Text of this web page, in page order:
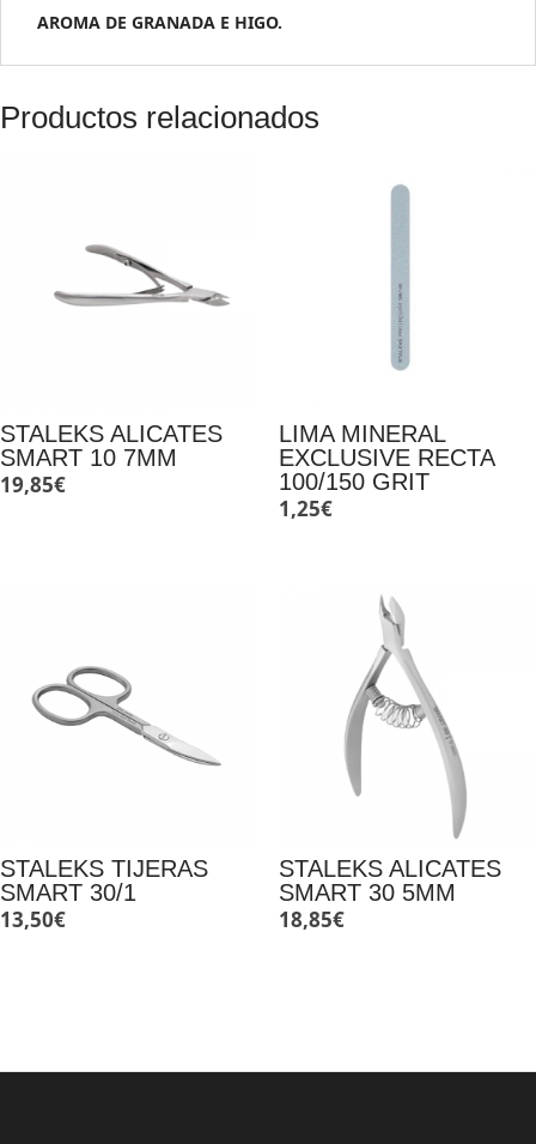
AROMA DE GRANADA E HIGO.
Productos relacionados
STALEKS ALICATES
SMART 10 7MM
19,85€
LIMA MINERAL
EXCLUSIVE RECTA
100/150 GRIT
1,25€
STALEKS TIJERAS
SMART 30/1
13,50€
STALEKS ALICATES
SMART 30 5MM
18,85€